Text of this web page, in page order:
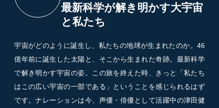
最新科学が解き明かす大宇宙
と私たち
宇宙がどのように誕生し、私たちの地球が生まれたのか。46
億年前に誕生した太陽と、そこから生まれた奇跡。最新科学
で解き明かす宇宙の姿。この旅を終えた時、きっと「私たち
はこの広い宇宙の一部である」ということを感じられるはず
です。ナレーションは今、声優・俳優として活躍中の津田健